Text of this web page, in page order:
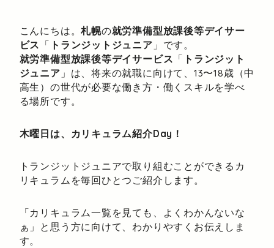
こんにちは。札幌の就労準備型放課後等デイサー
ビス 「 トランジットジュニア 」です。
就労準備型放課後等デイサービス 「 トランジット
ジュニア 」は、将来の就職に向けて、13〜18歳（中
高生）の世代が必要な働き方・働くスキルを学べ
る場所です。
木曜日は、カリキュラム紹介Day！
トランジットジュニアで取り組むことができるカ
リキュラムを毎回ひとつご紹介します。
「カリキュラム一覧を見ても、よくわかんないな
ぁ」と思う方に向けて、わかりやすくお伝えしま
す。